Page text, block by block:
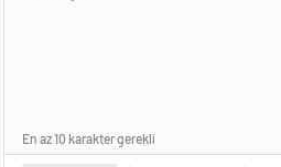
En az 10 karakter gerekli